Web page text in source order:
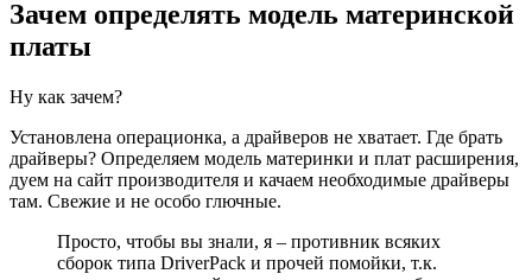
Зачем определять модель материнской
платы
Ну как зачем?
Установлена операционка, а драйверов не хватает. Где брать
драйверы? Определяем модель материнки и плат расширения,
дуем на сайт производителя и качаем необходимые драйверы
там. Свежие и не особо глючные.
Просто, чтобы вы знали, я – противник всяких
сборок типа DriverPack и прочей помойки, т.к.